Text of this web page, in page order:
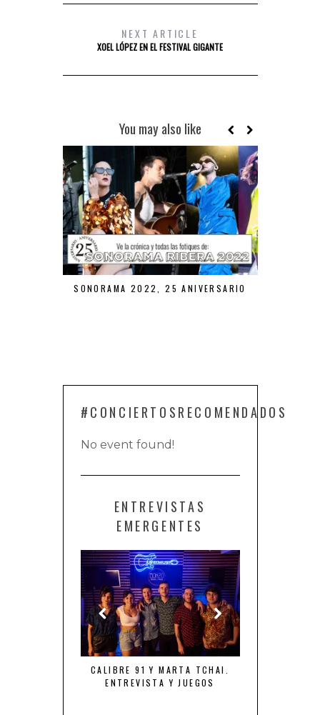
NEXT ARTICLE
XOEL LÓPEZ EN EL FESTIVAL GIGANTE
You may also like
SONORAMA 2022, 25 ANIVERSARIO
#CONCIERTOSRECOMENDADOS
No event found!
ENTREVISTAS
EMERGENTES
CALIBRE 91 Y MARTA TCHAI.
ENTREVISTA Y JUEGOS